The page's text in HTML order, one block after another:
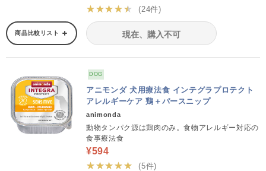
★★★★★
(24件)
商品比較リスト 現在、購入不可
DOG
アニモンダ 犬用療法食 インテグラプロテクト
アレルギーケア 鶏＋パースニップ
animonda
動物タンパク源は鶏肉のみ。食物アレルギー対応の
食事療法食
¥594
★★★★★
(5件)